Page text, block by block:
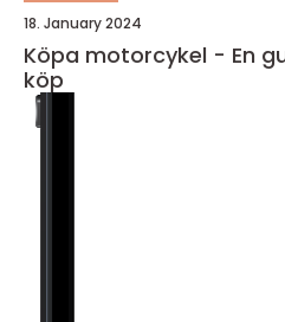
18. January 2024
Köpa motorcykel - En
köp